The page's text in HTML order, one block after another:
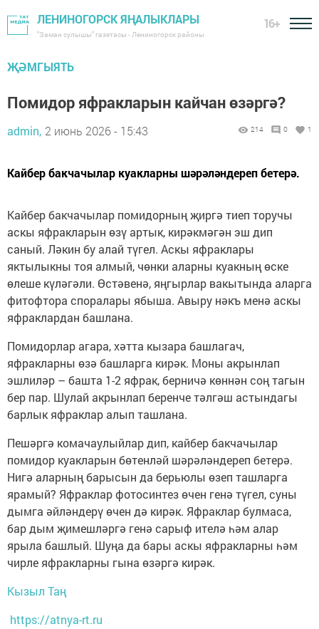
ЛЕНИНОГОРСК ЯҢАЛЫКЛАРЫ
"Заман сулышы" газетасы - Лениногорск районы
16+
ҖӘМГЫЯТЬ
Помидор яфракларын кайчан өзәргә?
admin, 2 июнь 2026 - 15:43 214 0 1
Кайбер бакчачылар куакларны шәрәләндереп бетерә.
Кайбер бакчачылар помидорның җиргә тиеп торучы
аскы яфракларын өзү артык, кирәкмәгән эш дип
саный. Ләкин бу алай түгел. Аскы яфраклары
яктылыкны тоя алмый, чөнки аларны куакның өске
өлеше күләгәли. Өстәвенә, яңгырлар вакытында аларга
фитофтора споралары ябыша. Авыру нәкъ менә аскы
яфраклардан башлана.
Помидорлар агара, хәтта кызара башлагач,
яфракларны өзә башларга кирәк. Моны акрынлап
эшлиләр – башта 1-2 яфрак, берничә көннән соң тагын
бер пар. Шулай акрынлап беренче тәлгәш астындагы
барлык яфраклар алып ташлана.
Пешәргә комачаулыйлар дип, кайбер бакчачылар
помидор куакларын бөтенләй шәрәләндереп бетерә.
Нигә аларның барысын да берьюлы өзеп ташларга
ярамый? Яфраклар фотосинтез өчен генә түгел, суны
дымга әйләндерү өчен дә кирәк. Яфраклар булмаса,
бар дым җимешләргә генә сарыф ителә һәм алар
ярыла башлый. Шуңа да бары аскы яфракларны һәм
чирле яфракларны гына өзәргә кирәк.
Кызыл Таң
https://atnya-rt.ru